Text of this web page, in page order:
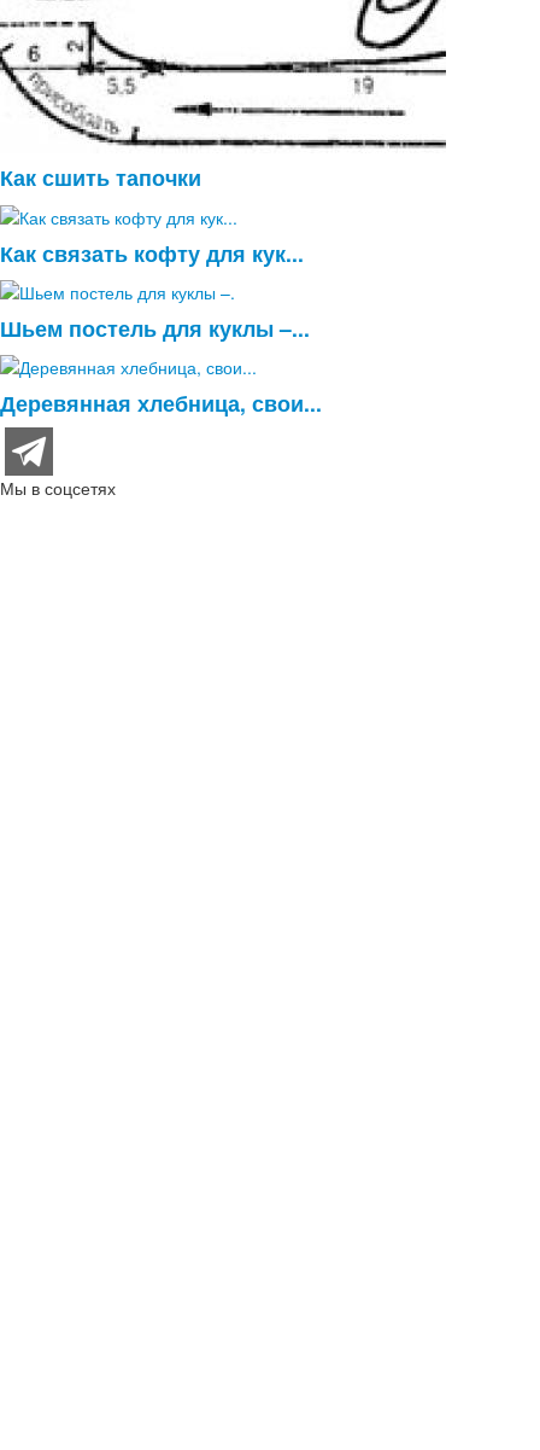
Как сшить тапочки
Как связать кофту для кук...
Шьем постель для куклы –...
Деревянная хлебница, свои...
Мы в соцсетях